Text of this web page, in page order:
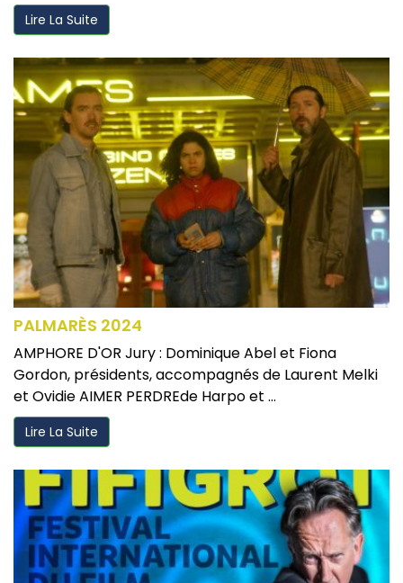
Lire La Suite
PALMARÈS 2024
AMPHORE D'OR Jury : Dominique Abel et Fiona
Gordon, présidents, accompagnés de Laurent Melki
et Ovidie AIMER PERDREde Harpo et ...
Lire La Suite